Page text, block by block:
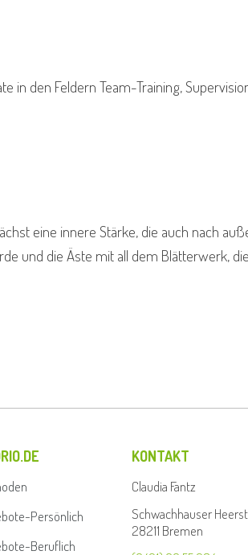
den Feldern Team-Training,
eine innere Stärke, die auch nach
und die Äste mit all dem Blätterwerk,
Persönlich
Beruflich
KONTAKT
Claudia Fantz
Schwachhauser
28211 Bremen